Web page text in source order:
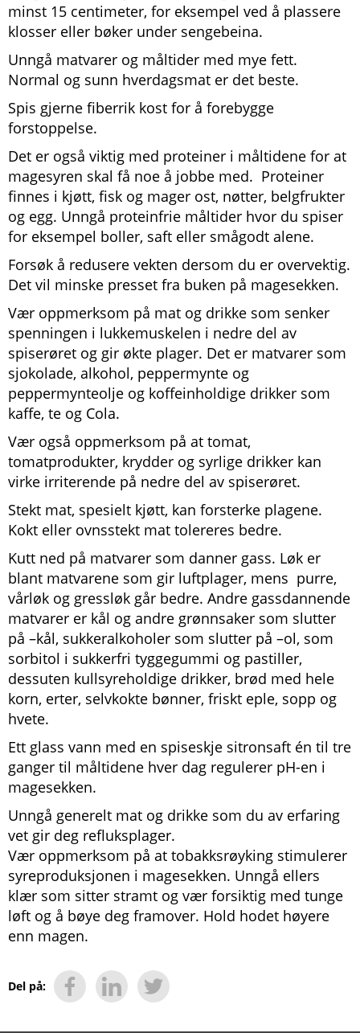
minst 15 centimeter, for eksempel ved å plassere
klosser eller bøker under sengebeina.
Unngå matvarer og måltider med mye fett.
Normal og sunn hverdagsmat er det beste.
Spis gjerne fiberrik kost for å forebygge
forstoppelse.
Det er også viktig med proteiner i måltidene for at
magesyren skal få noe å jobbe med. Proteiner
finnes i kjøtt, fisk og mager ost, nøtter, belgfrukter
og egg. Unngå proteinfrie måltider hvor du spiser
for eksempel boller, saft eller smågodt alene.
Forsøk å redusere vekten dersom du er overvektig.
Det vil minske presset fra buken på magesekken.
Vær oppmerksom på mat og drikke som senker
spenningen i lukkemuskelen i nedre del av
spiserøret og gir økte plager. Det er matvarer som
sjokolade, alkohol, peppermynte og
peppermynteolje og koffeinholdige drikker som
kaffe, te og Cola.
Vær også oppmerksom på at tomat,
tomatprodukter, krydder og syrlige drikker kan
virke irriterende på nedre del av spiserøret.
Stekt mat, spesielt kjøtt, kan forsterke plagene.
Kokt eller ovnsstekt mat tolereres bedre.
Kutt ned på matvarer som danner gass. Løk er
blant matvarene som gir luftplager, mens purre,
vårløk og gressløk går bedre. Andre gassdannende
matvarer er kål og andre grønnsaker som slutter
på –kål, sukkeralkoholer som slutter på –ol, som
sorbitol i sukkerfri tyggegummi og pastiller,
dessuten kullsyreholdige drikker, brød med hele
korn, erter, selvkokte bønner, friskt eple, sopp og
hvete.
Ett glass vann med en spiseskje sitronsaft én til tre
ganger til måltidene hver dag regulerer pH-en i
magesekken.
Unngå generelt mat og drikke som du av erfaring
vet gir deg refluksplager.
Vær oppmerksom på at tobakksrøyking stimulerer
syreproduksjonen i magesekken. Unngå ellers
klær som sitter stramt og vær forsiktig med tunge
løft og å bøye deg framover. Hold hodet høyere
enn magen.
Del på: